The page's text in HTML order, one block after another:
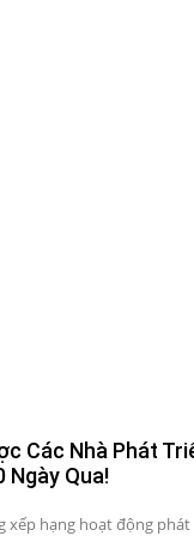
Các Nhà Phát
Ngày Qua!
xếp hạng hoạt động phát